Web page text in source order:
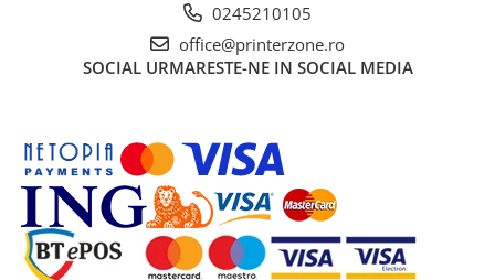
Servere
SSD enterprise
HDD enterprise
DAS (Direct Attached Storage)
0245210105
office@printerzone.ro
SOCIAL URMARESTE-NE IN SOCIAL MEDIA